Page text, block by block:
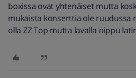
boxissa ovat yhtenäiset mutta
mukaista konserttia ole ruudussa
olla ZZ Top mutta lavalla nippu